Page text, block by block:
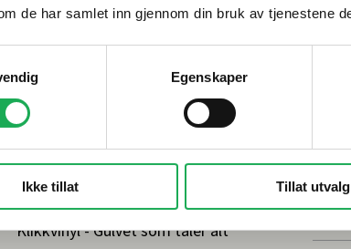
de har samlet inn gjennom din bruk av tjenestene
Egenskaper
Ikke tillat Tillat utvalg
Klikkvinyl - Gulvet som tåler alt
Tips